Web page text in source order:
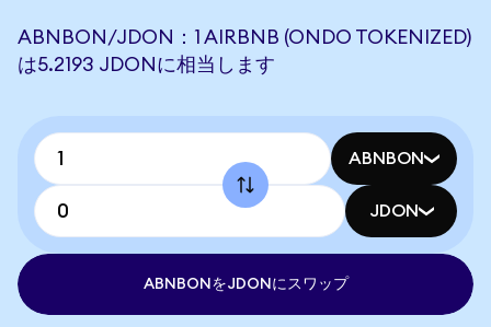
ABNBON/JDON：1 AIRBNB (ONDO TOKENIZED)
は5.2193 JDONに相当します
ABNBON
JDON
ABNBONをJDONにスワップ